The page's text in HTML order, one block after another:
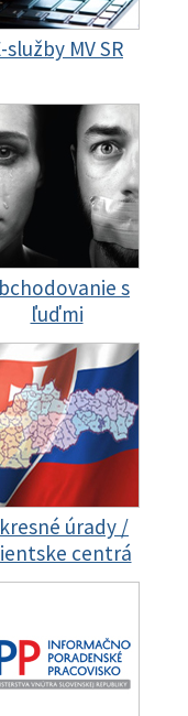
služby MV SR
s
ľuďmi
úrady /
centrá